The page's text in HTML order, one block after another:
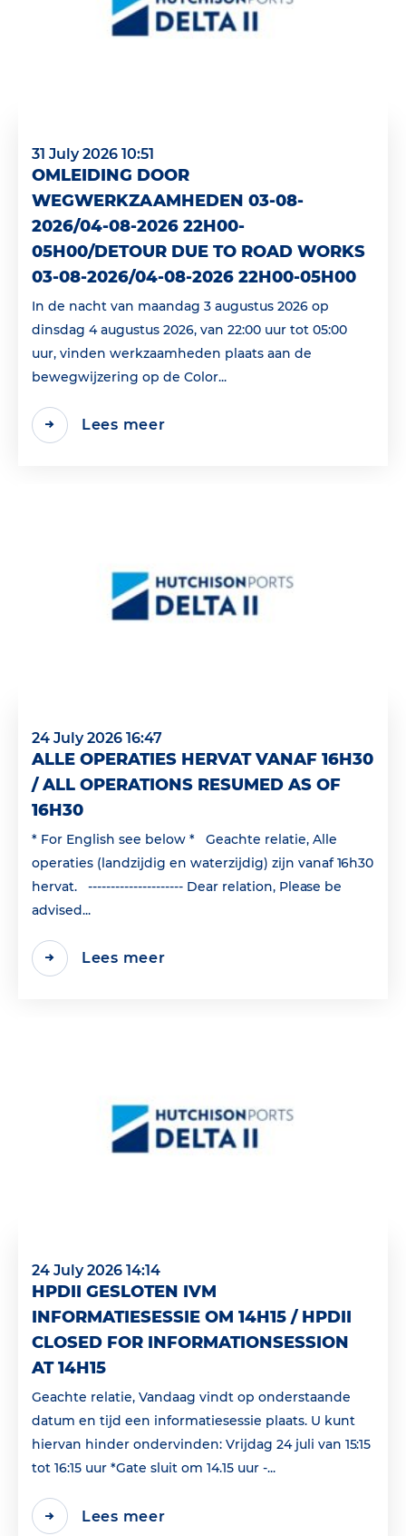
31 July 2026 10:51
OMLEIDING DOOR
WEGWERKZAAMHEDEN 03-08-
2026/04-08-2026 22H00-
05H00/DETOUR DUE TO ROAD WORKS
03-08-2026/04-08-2026 22H00-05H00
In de nacht van maandag 3 augustus 2026 op
dinsdag 4 augustus 2026, van 22:00 uur tot 05:00
uur, vinden werkzaamheden plaats aan de
bewegwijzering op de Color...
Lees meer
24 July 2026 16:47
ALLE OPERATIES HERVAT VANAF 16H30
/ ALL OPERATIONS RESUMED AS OF
16H30
* For English see below * Geachte relatie, Alle
operaties (landzijdig en waterzijdig) zijn vanaf 16h30
hervat. --------------------- Dear relation, Please be
advised...
Lees meer
24 July 2026 14:14
HPDII GESLOTEN IVM
INFORMATIESESSIE OM 14H15 / HPDII
CLOSED FOR INFORMATIONSESSION
AT 14H15
Geachte relatie, Vandaag vindt op onderstaande
datum en tijd een informatiesessie plaats. U kunt
hiervan hinder ondervinden: Vrijdag 24 juli van 15:15
tot 16:15 uur *Gate sluit om 14.15 uur -...
Lees meer